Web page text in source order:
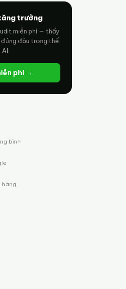
trưởng
miễn phí — thấy
đâu trong thế
phí →
bình
hàng